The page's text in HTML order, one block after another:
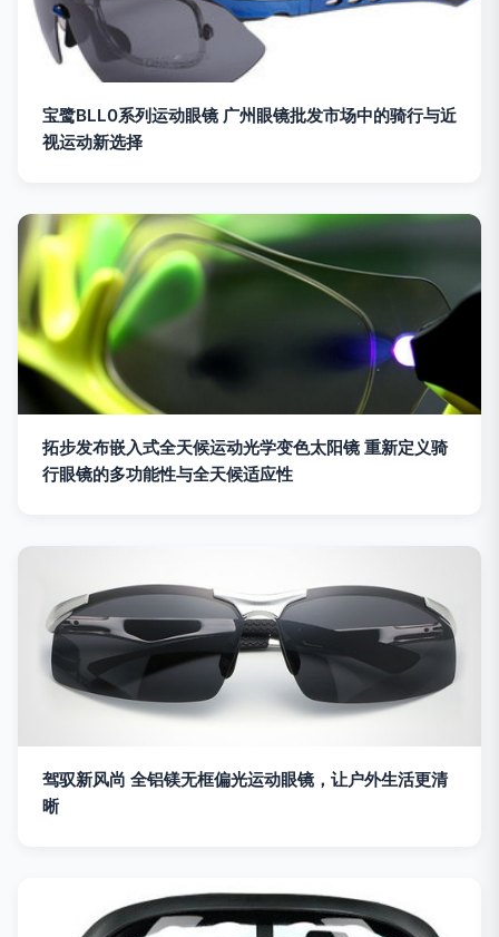
宝鹭BLL0系列运动眼镜 广州眼镜批发市场中的骑行与近
视运动新选择
拓步发布嵌入式全天候运动光学变色太阳镜 重新定义骑
行眼镜的多功能性与全天候适应性
驾驭新风尚 全铝镁无框偏光运动眼镜，让户外生活更清
晰